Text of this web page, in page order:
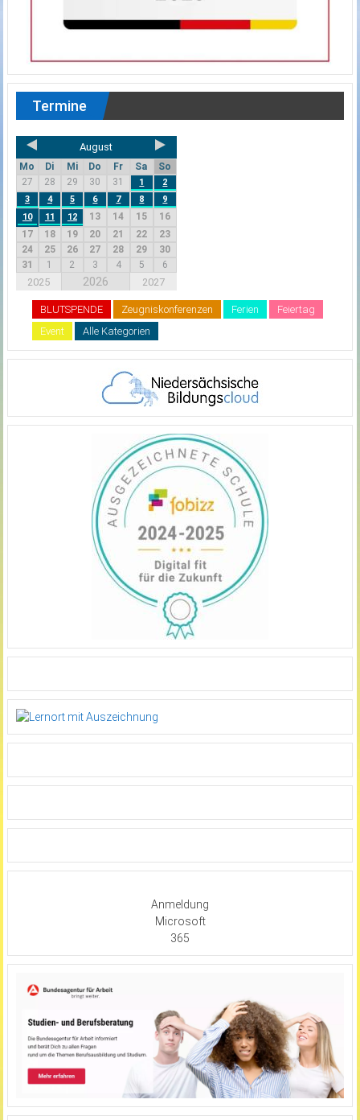
Termine
August
Mo Di Mi Do Fr Sa
So
27
28 29 30 31 1
2
3
4 5 6 7 8
9
10
11 12 13 14 15
16
17
18 19 20 21 22
23
24
25 26 27 28 29
30
31
1 2 3 4 5 6
2025 2026 2027
BLUTSPENDE Zeugniskonferenzen Ferien
Feiertag
Event
Alle Kategorien
Anmeldung
Microsoft
365